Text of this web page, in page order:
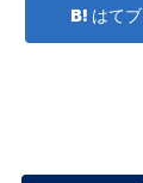
はてブ